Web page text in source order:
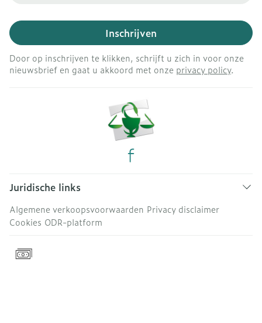
Inschrijven
Door op inschrijven te klikken, schrijft u zich in voor onze
nieuwsbrief en gaat u akkoord met onze privacy policy.
Juridische links
Algemene verkoopsvoorwaarden Privacy disclaimer
Cookies ODR-platform